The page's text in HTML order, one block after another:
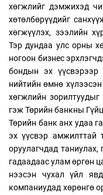
хөгжлийг дэмжихэд
хөтөлбөрүүдийг
хөгжүүлэх, зээлийн
Тэр дундаа улс орны
ногоон бизнес
бондын эх үүсвэрээр
нийтийн өмнө
хөгжлийн
гэж Төрийн банкны
Төрийн банк анх удаа
эх үүсвэр амжилттай
оруулагчдад
гадаадаас улам өргөн
нээсэн чухал үйл
компаниудад хөрөнгө